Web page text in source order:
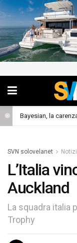
SVN solovelanet
L’Italia
Auckland
La squadra italia
Trophy